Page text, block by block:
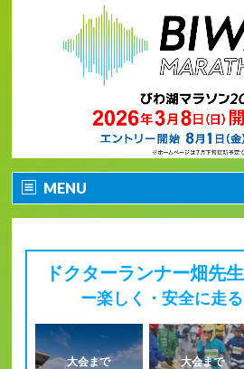
MENU
大会情報
大会要項（マラソン）
大会要項（ペアリレーマラソン）
ドクターランナー畑先
ー楽しく・安全に走
大会まで 大会まで